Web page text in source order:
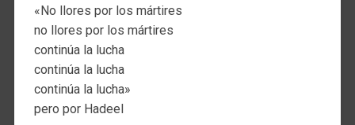
«No llores por los mártires
no llores por los mártires
continúa la lucha
continúa la lucha
continúa la lucha»
pero por Hadeel